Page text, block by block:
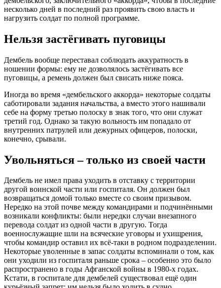
несколько дней в последний раз проявить свою власть и
нагрузить солдат по полной программе.
Нельзя застёгивать пуговицы
Дембель вообще переставал соблюдать аккуратность в
ношении формы: ему не дозволялось застёгивать все
пуговицы, а ремень должен был свисать ниже пояса.
Иногда во время «дембельского аккорда» некоторые солдаты
саботировали задания начальства, а вместо этого нашивали
себе на форму третью полоску в знак того, что они служат
третий год. Однако за такую вольность им попадало от
внутренних патрулей или дежурных офицеров, полоски,
конечно, срывали.
Увольняться – только из своей части
Дембель не имел права уходить в отставку с территории
другой воинской части или госпиталя. Он должен был
возвращаться домой только вместе со своим призывом.
Нередко на этой почве между командирами и подчинёнными
возникали конфликты: были нередки случаи внезапного
перевода солдат из одной части в другую. Тогда
военнослужащие шли на всяческие уговоры и ухищрения,
чтобы командир оставил их всё-таки в родном подразделении.
Некоторые уволенные в запас солдаты вспоминали о том, как
они уходили из госпиталя раньше срока – особенно это было
распространено в годы Афганской войны в 1980-х годах.
Кстати, в госпитале для дембелей существовал ещё один